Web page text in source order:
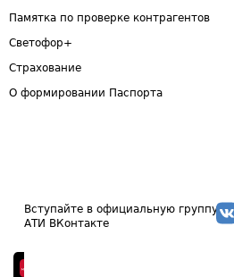
Памятка по проверке контрагентов
Светофор+
Страхование
О формировании Паспорта
Вступайте в официальную группу
АТИ ВКонтакте